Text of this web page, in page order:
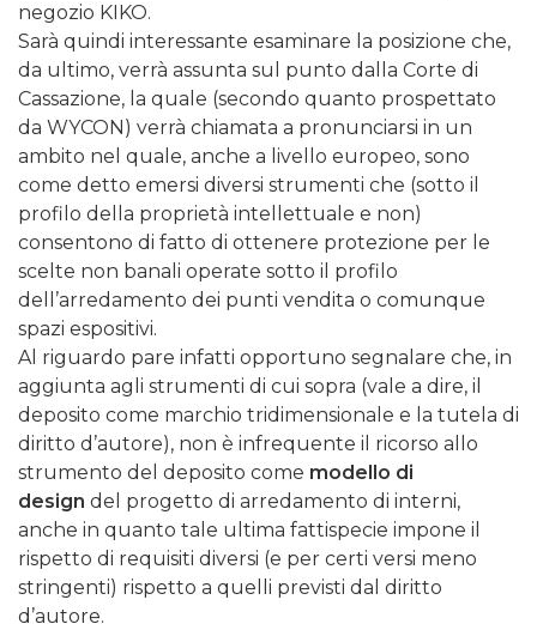
negozio KIKO.
Sarà quindi interessante esaminare la posizione che,
da ultimo, verrà assunta sul punto dalla Corte di
Cassazione, la quale (secondo quanto prospettato
da WYCON) verrà chiamata a pronunciarsi in un
ambito nel quale, anche a livello europeo, sono
come detto emersi diversi strumenti che (sotto il
profilo della proprietà intellettuale e non)
consentono di fatto di ottenere protezione per le
scelte non banali operate sotto il profilo
dell’arredamento dei punti vendita o comunque
spazi espositivi.
Al riguardo pare infatti opportuno segnalare che, in
aggiunta agli strumenti di cui sopra (vale a dire, il
deposito come marchio tridimensionale e la tutela di
diritto d’autore), non è infrequente il ricorso allo
strumento del deposito come modello di
design del progetto di arredamento di interni,
anche in quanto tale ultima fattispecie impone il
rispetto di requisiti diversi (e per certi versi meno
stringenti) rispetto a quelli previsti dal diritto
d’autore.